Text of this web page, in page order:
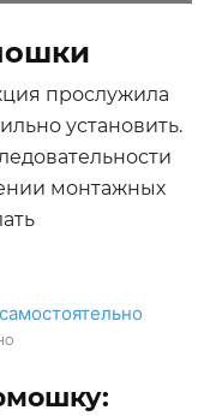
прослужила
установить.
монтажных